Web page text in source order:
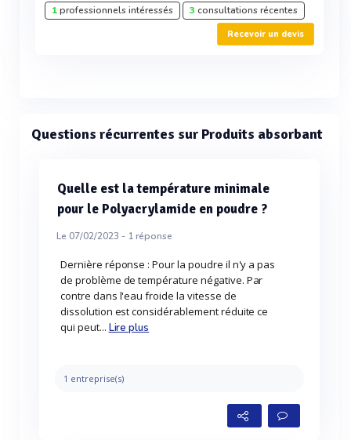
1professionnels intéressés 3 consultations récentes
Recevoir un devis
Questions récurrentes sur Produits absorbant
Quelle est la température minimale
pour le Polyacrylamide en poudre ?
Le 07/02/2023 - 1réponse
Dernière réponse : Pour la poudre il n'y a pas
de problème de température négative. Par
contre dans l'eau froide la vitesse de
dissolution est considérablement réduite ce
qui peut... Lire plus
1 entreprise(s)